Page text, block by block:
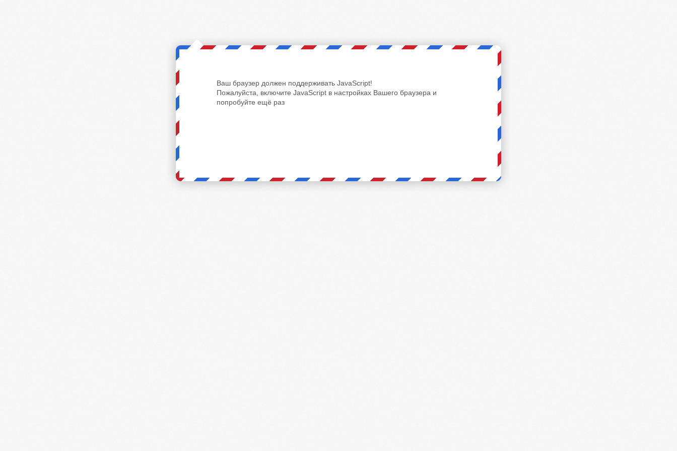
Ваш браузер должен поддерживать JavaScript!
Пожалуйста, включите JavaScript в настройках Вашего браузера и
попробуйте ещё раз